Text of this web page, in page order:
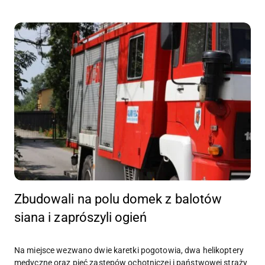
Zbudowali na polu domek z balotów
siana i zaprószyli ogień
Na miejsce wezwano dwie karetki pogotowia, dwa helikoptery
medyczne oraz pięć zastępów ochotniczej i państwowej straży